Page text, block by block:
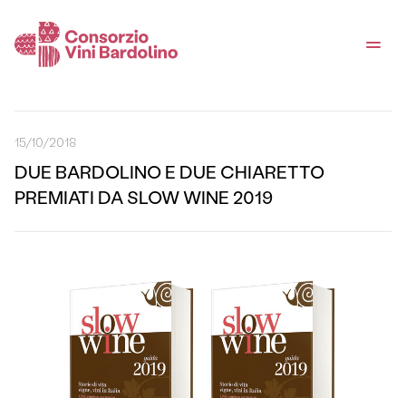
15/10/2018
DUE BARDOLINO E DUE CHIARETTO
PREMIATI DA SLOW WINE 2019